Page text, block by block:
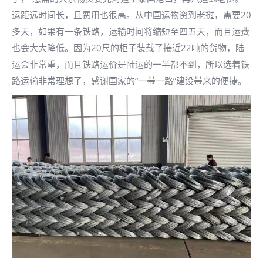
运距远时间长，且费用也很高。从中国运物资到老挝，需要20
多天，如果有一条铁路，运输时间将缩短至四五天，而且运费
也会大大降低。因为20尺的柜子装载了接近22吨的货物，陆
运会非常重，而且铁路运价是陆运的一半都不到，所以选着铁
路运输非常理想了，感谢国家的“一带一路”建设带来的便捷。